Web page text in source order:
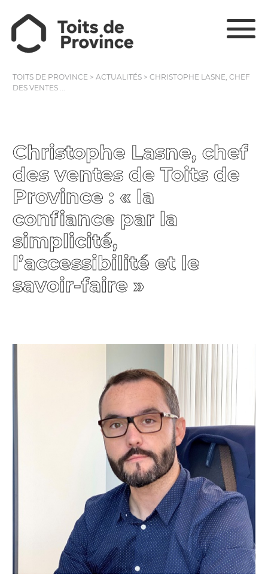
TOITS DE PROVINCE > ACTUALITÉS > CHRISTOPHE LASNE, CHEF
DES VENTES ...
Christophe Lasne, chef
des ventes de Toits de
Province : « la
confiance par la
simplicité,
l’accessibilité et le
savoir-faire »